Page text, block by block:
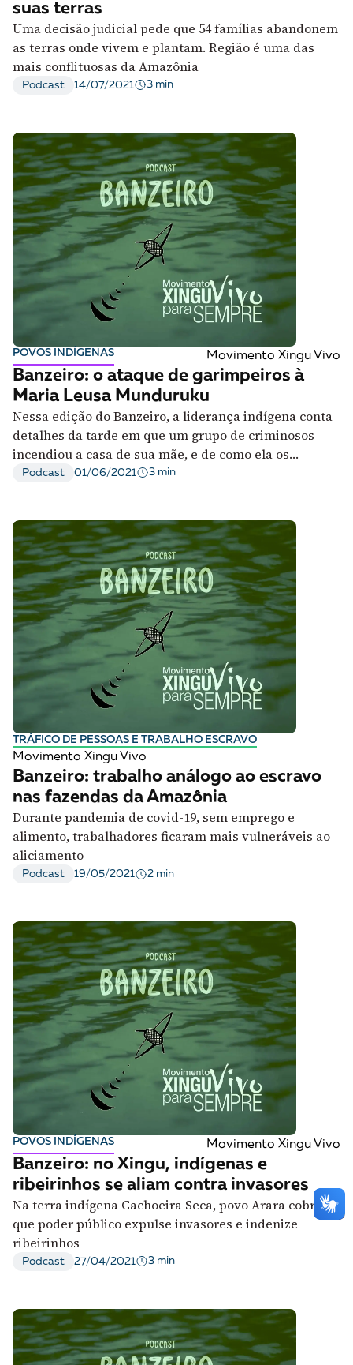
suas terras
Uma decisão judicial pede que 54 famílias abandonem
as terras onde vivem e plantam. Região é uma das
mais conflituosas da Amazônia
Podcast 14/07/2021 3 min
POVOS INDÍGENAS Movimento Xingu Vivo
Banzeiro: o ataque de garimpeiros à
Maria Leusa Munduruku
Nessa edição do Banzeiro, a liderança indígena conta
detalhes da tarde em que um grupo de criminosos
incendiou a casa de sua mãe, e de como ela os
enfrentou
Podcast 01/06/2021 3 min
TRÁFICO DE PESSOAS E TRABALHO ESCRAVO
Movimento Xingu Vivo
Banzeiro: trabalho análogo ao escravo
nas fazendas da Amazônia
Durante pandemia de covid-19, sem emprego e
alimento, trabalhadores ficaram mais vulneráveis ao
aliciamento
Podcast 19/05/2021 2 min
POVOS INDÍGENAS Movimento Xingu Vivo
Banzeiro: no Xingu, indígenas e
ribeirinhos se aliam contra invasores
Na terra indígena Cachoeira Seca, povo Arara cobra
que poder público expulse invasores e indenize
ribeirinhos
Podcast 27/04/2021 3 min